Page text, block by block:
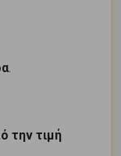
.
την τιμή